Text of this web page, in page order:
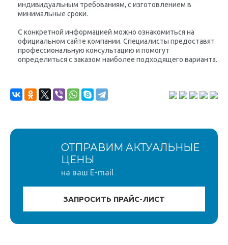
индивидуальным требованиям, с изготовлением в
минимальные сроки.
С конкретной информацией можно ознакомиться на
официальном сайте компании. Специалисты предоставят
профессиональную консультацию и помогут
определиться с заказом наиболее подходящего варианта.
ОТПРАВИМ АКТУАЛЬНЫЕ
ЦЕНЫ
на ваш E-mail